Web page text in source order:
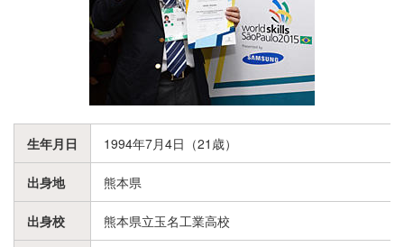
生年月日 1994年7月4日（21歳）
出身地 熊本県
出身校 熊本県立玉名工業高校